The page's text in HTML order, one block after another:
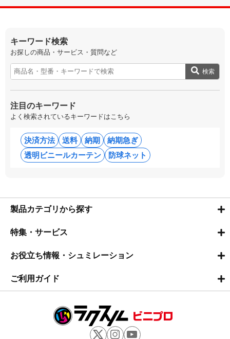
キーワード検索
お探しの商品・サービス・質問など
検索
注目のキーワード
よく検索されているキーワードはこちら
決済方法 送料 納期
納期急ぎ
透明ビニールカーテン
防球ネット
製品カテゴリから探す
特集・サービス
お役立ち情報・シュミレーション
ご利用ガイド